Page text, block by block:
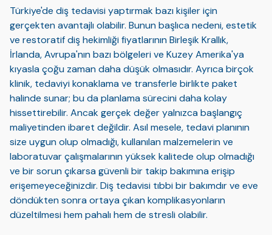
Türkiye'de diş tedavisi yaptırmak bazı kişiler için
gerçekten avantajlı olabilir. Bunun başlıca nedeni, estetik
ve restoratif diş hekimliği fiyatlarının Birleşik Krallık,
İrlanda, Avrupa'nın bazı bölgeleri ve Kuzey Amerika'ya
kıyasla çoğu zaman daha düşük olmasıdır. Ayrıca birçok
klinik, tedaviyi konaklama ve transferle birlikte paket
halinde sunar; bu da planlama sürecini daha kolay
hissettirebilir. Ancak gerçek değer yalnızca başlangıç
maliyetinden ibaret değildir. Asıl mesele, tedavi planının
size uygun olup olmadığı, kullanılan malzemelerin ve
laboratuvar çalışmalarının yüksek kalitede olup olmadığı
ve bir sorun çıkarsa güvenli bir takip bakımına erişip
erişemeyeceğinizdir. Diş tedavisi tıbbi bir bakımdır ve eve
döndükten sonra ortaya çıkan komplikasyonların
düzeltilmesi hem pahalı hem de stresli olabilir.